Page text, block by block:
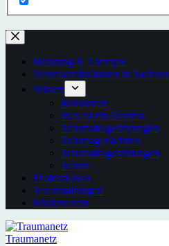
Beratung & Therapie
Traumaambulanzen in Sachsen
Wissen
Resourcen
Was ist ein Trauma
Traumafolgestörungen
Traumagedächtnis
Traumafolgestörungen
Trauer
Professionals
Veranstaltungen
Förderverein
Traumanetz